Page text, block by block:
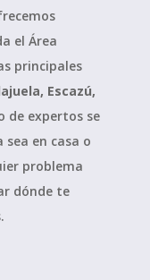
el Área
principales
Escazú,
de expertos se
en casa o
problema
dónde te